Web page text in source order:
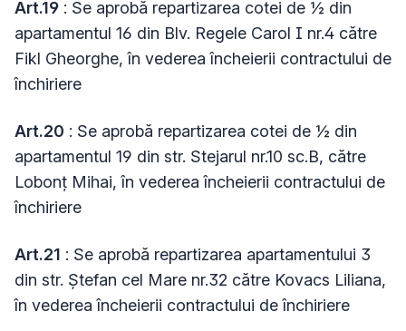
Art.19 : Se aprobă repartizarea cotei de ½ din
apartamentul 16 din Blv. Regele Carol I nr.4 către
Fikl Gheorghe, în vederea încheierii contractului de
închiriere
Art.20 : Se aprobă repartizarea cotei de ½ din
apartamentul 19 din str. Stejarul nr.10 sc.B, către
Lobonț Mihai, în vederea încheierii contractului de
închiriere
Art.21 : Se aprobă repartizarea apartamentului 3
din str. Ștefan cel Mare nr.32 către Kovacs Liliana,
în vederea încheierii contractului de închiriere